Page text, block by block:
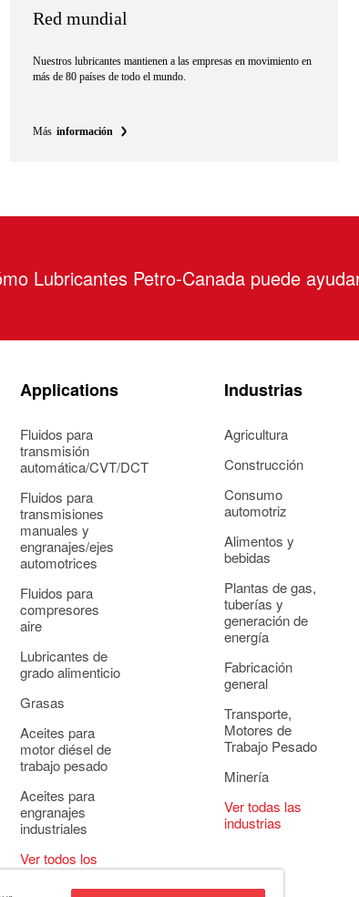
Red mundial
Nuestros lubricantes mantienen a las empresas en movimiento en
más de 80 países de todo el mundo.
Más información
Lubricantes Petro-Canada puede
Applications
Fluidos para
transmisión
automática/CVT/DCT
Fluidos para
transmisiones
manuales y
engranajes/ejes
automotrices
Fluidos para
compresores
aire
Lubricantes de
grado alimenticio
Grasas
Aceites para
motor diésel de
trabajo pesado
Aceites para
engranajes
industriales
Ver todos los
usos
Industrias
Agricultura
Construcción
Consumo
automotriz
Alimentos y
bebidas
Plantas de gas,
tuberías y
generación de
energía
Fabricación
general
Transporte,
Motores de
Trabajo Pesado
Minería
Ver todas las
industrias